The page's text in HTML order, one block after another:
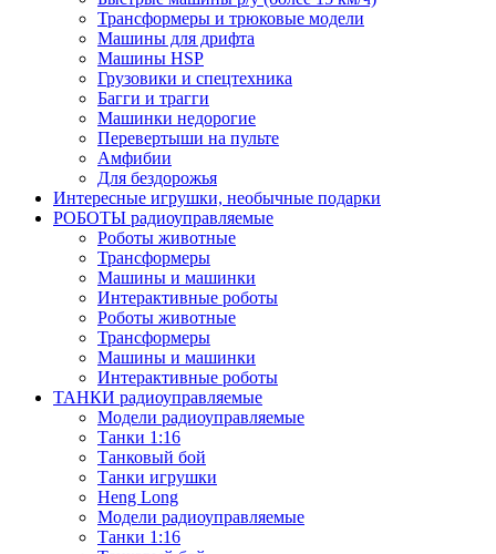
Трансформеры и трюковые модели
Машины для дрифта
Машины HSP
Грузовики и спецтехника
Багги и трагги
Машинки недорогие
Перевертыши на пульте
Амфибии
Для бездорожья
Интересные игрушки, необычные подарки
РОБОТЫ радиоуправляемые
Роботы животные
Трансформеры
Машины и машинки
Интерактивные роботы
Роботы животные
Трансформеры
Машины и машинки
Интерактивные роботы
ТАНКИ радиоуправляемые
Модели радиоуправляемые
Танки 1:16
Танковый бой
Танки игрушки
Heng Long
Модели радиоуправляемые
Танки 1:16